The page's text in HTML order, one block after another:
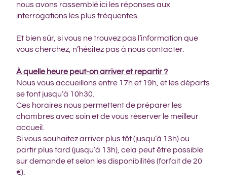
nous avons rassemblé ici les réponses aux
interrogations les plus fréquentes.
Et bien sûr, si vous ne trouvez pas l’information que
vous cherchez, n’hésitez pas à nous contacter.
À quelle heure peut-on arriver et repartir ?
Nous vous accueillons entre 17h et 19h, et les départs
se font jusqu’à 10h30.
Ces horaires nous permettent de préparer les
chambres avec soin et de vous réserver le meilleur
accueil.
Si vous souhaitez arriver plus tôt (jusqu’à 13h) ou
partir plus tard (jusqu’à 13h), cela peut être possible
sur demande et selon les disponibilités (forfait de 20
€).